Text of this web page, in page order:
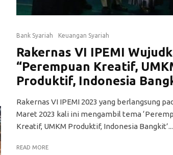
Bank Syariah Keuangan Syariah
Rakernas VI IPEMI
“Perempuan Kreatif,
Produktif, Indonesia
Rakernas VI IPEMI 2023 yang berlangsung
Maret 2023 kali ini mengambil tema
Kreatif, UMKM Produktif, Indonesia
READ MORE